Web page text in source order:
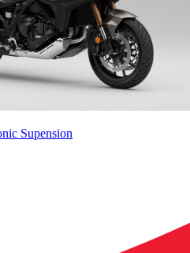
Supension